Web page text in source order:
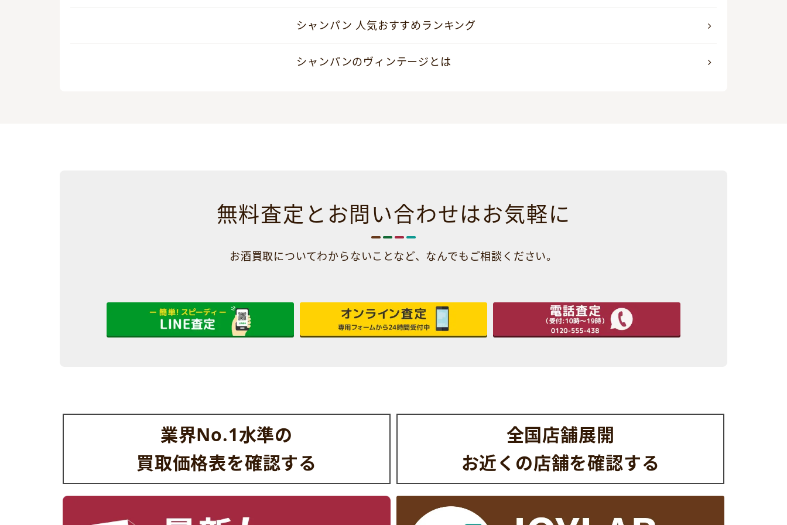
シャンパン 人気おすすめランキング
シャンパンのヴィンテージとは
無料査定とお問い合わせはお気軽に
お酒買取についてわからないことなど、 なんでもご相談ください。
業界No.1水準の
買取価格表を確認する
全国店舗展開
お近くの店舗を確認する